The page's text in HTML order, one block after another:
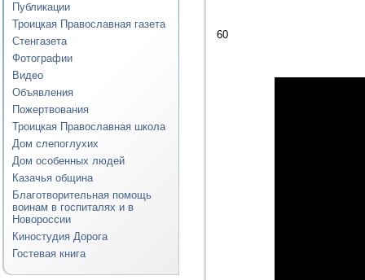
Публикации
Троицкая Православная газета
Стенгазета
Фотографии
Видео
Объявления
Пожертвования
Троицкая Православная школа
Дом слепоглухих
Дом особенных людей
Казачья община
Благотворительная помощь
воинам в госпиталях и в
Новороссии
Киностудия Дорога
Гостевая книга
60